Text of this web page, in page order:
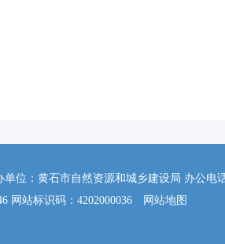
位：黄石市自然资源和城乡建设局 办公电
网站标识码：4202000036
网站地图